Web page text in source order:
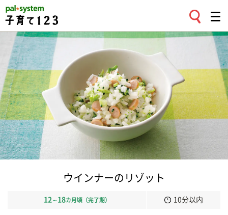
ウインナーのリゾット
12 ～ 18カ月頃（完了期） 10分以内